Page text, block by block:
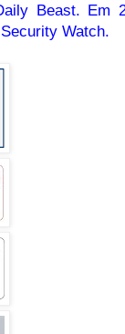
Beast. Em
Watch.